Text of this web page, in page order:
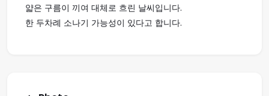
얇은 구름이 끼여 대체로 흐린 날씨입니다.
한 두차례 소나기 가능성이 있다고 합니다.